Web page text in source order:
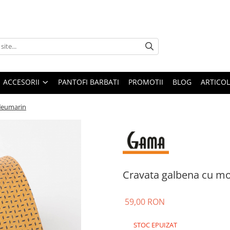
ACCESORII PANTOFI BARBATI PROMOTII BLOG
Cravata galbena cu
59,00 RON
STOC EPUIZAT